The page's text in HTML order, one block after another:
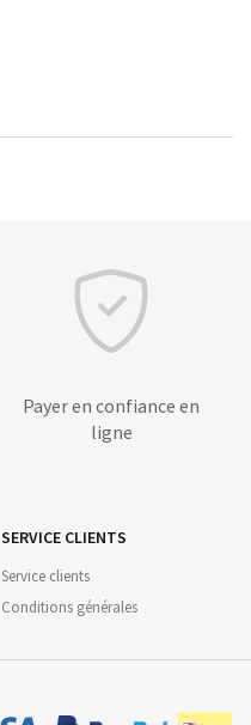
Payer en confiance en
ligne
SERVICE CLIENTS
Service clients
Conditions générales